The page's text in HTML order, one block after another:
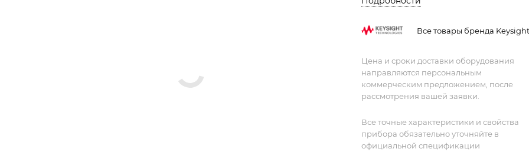
Все товары бренда Keysight
Цена и сроки доставки оборудования
направляются персональным
коммерческим предложением, после
рассмотрения вашей заявки.
Все точные характеристики и свойства
прибора обязательно уточняйте в
официальной спецификации